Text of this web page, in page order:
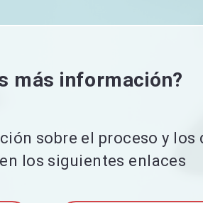
más información?
sobre el proceso y los
los siguientes enlaces